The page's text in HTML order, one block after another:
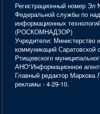
Регистрационный номер
Федеральной службы по
информационных
(РОСКОМНАДЗОР)
Учредители: Министерство
коммуникаций Саратовской
Ртищевского
АНО"Информационное
Главный редактор Маркова
рекламы - 4-29-10.